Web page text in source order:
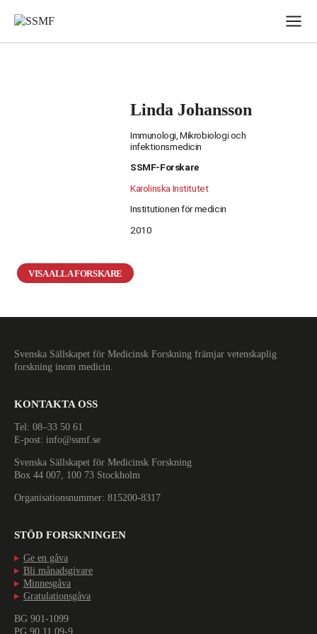
Linda Johansson
Immunologi, Mikrobiologi och
infektionsmedicin
SSMF-Forskare
Karolinska Institutet
Institutionen för medicin
2010
VISA ALLA FORSKARE
Svenska Sällskapet för Medicinsk Forskning främjar vetenskaplig
forskning inom medicin.
KONTAKTA OSS
Tel: 08–33 50 61
E-post: info@ssmf.se
Svenska Sällskapet för Medicinsk Forskning
Box 44 007, 100 73 Stockholm
Organisationsnummer: 815200-8317
STÖD FORSKNINGEN
Ge en gåva
Bli månadsgivare
Minnesgåva
Gratulationsgåva
BG 901-1099
PG 90 11 09-9
Nödvändiga